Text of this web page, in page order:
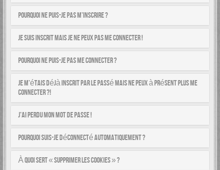
Pourquoi ne puis-je pas m’inscrire ?
Je suis inscrit mais je ne peux pas me connecter !
Pourquoi ne puis-je pas me connecter ?
Je m’étais déjà inscrit par le passé mais ne peux à présent plus me
connecter ?!
J’ai perdu mon mot de passe !
Pourquoi suis-je déconnecté automatiquement ?
À quoi sert « Supprimer les cookies » ?